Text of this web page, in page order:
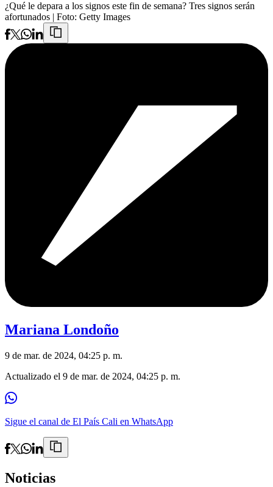
¿Qué le depara a los signos este fin de semana? Tres signos serán
afortunados | Foto: Getty Images
Mariana Londoño
9 de mar. de 2024, 04:25 p. m.
Actualizado el 9 de mar. de 2024, 04:25 p. m.
Sigue el canal de El País Cali en WhatsApp
Noticias